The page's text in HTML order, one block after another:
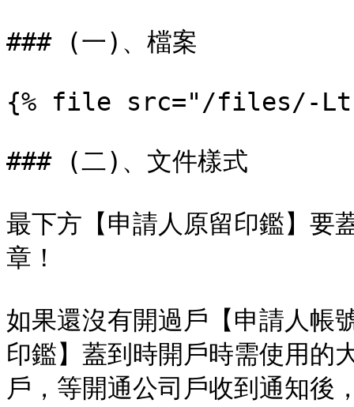
### (一)、檔案
{% file src="/files/-
### (二)、文件樣式
最下方【申請人原留印鑑】要
章！
如果還沒有開過戶【申請人帳
印鑑】蓋到時開戶時需使用的
戶，等開通公司戶收到通知後